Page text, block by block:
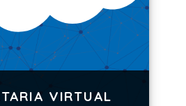
VIRTUAL